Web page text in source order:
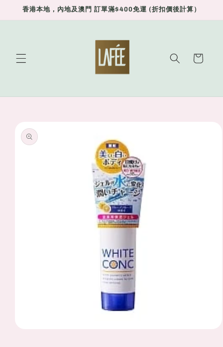
Skip to
香港本地，內地及澳門 訂單滿$400免運 (折扣價後計算）
Cart
product
information